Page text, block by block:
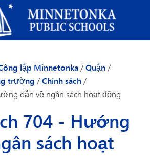
Công lập Minnetonka
lập Minnetonka/Quận/
trường /Chính sách/
dẫn về ngân sách hoạt động
704 - Hướng
sách hoạt